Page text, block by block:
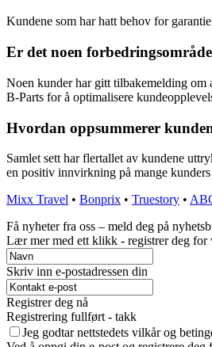
Kundene som har hatt behov for
Er det noen
Noen kunder har gitt tilbakemelding om
B-Parts for å optimalisere
Hvordan oppsummerer
Samlet sett har flertallet av kundene
en positiv innvirkning på mange
Mixx Travel • Bonprix • Truestory •
Få nyheter fra oss – meld deg på
Lær mer med ett klikk - registrer deg for
Skriv inn e-postadressen din
Registrer deg nå
Registrering fullført - takk
Jeg godtar nettstedets vilkår og